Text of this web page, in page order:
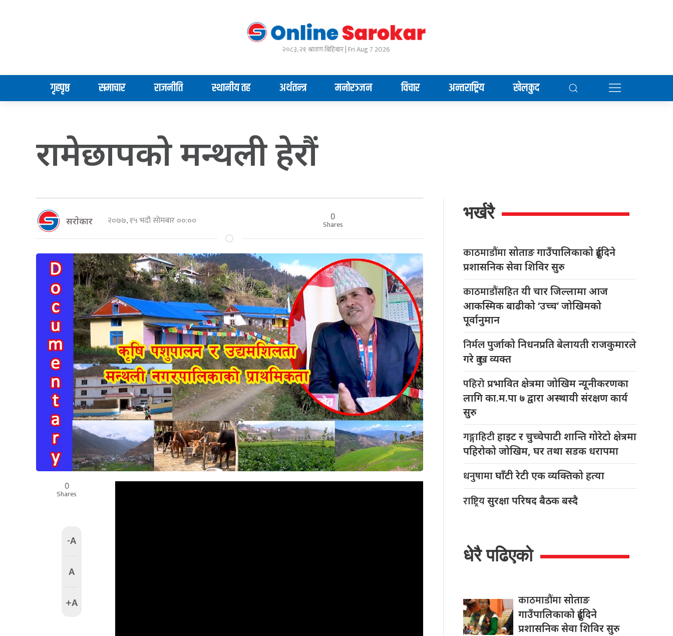
२०८३, २१ श्रावण बिहिबार | Fri Aug 7 2026
गृहपृष्ठ समाचार राजनीति स्थानीय तह अर्थतन्त्र मनोरञ्जन विचार अन्तराष्ट्रिय खेलकुद
रामेछापकाे मन्थली हेराैं
सराेकार २०७७, १५ भदौ सोमबार ००:०० 0
Shares
0
Shares
-A
A
+A
भर्खरै
काठमाडौंमासोताङ गाउँपालिकाको दुईदिने
प्रशासनिक सेवा शिविर सुरु
काठमाडौंसहितयी चार जिल्लामा आज
आकस्मिक बाढीको ‘उच्च’ जोखिमको
पूर्वानुमान
निर्मलपुर्जाको निधनप्रति बेलायती राजकुमारले
गरे दुःख व्यक्त
पहिरोप्रभावित क्षेत्रमा जोखिम न्यूनीकरणका
लागि का.म.पा ७ द्वारा अस्थायी संरक्षण कार्य
सुरु
गङ्गाहिटीहाइट र चुच्चेपाटी शान्ति गोरेटो क्षेत्रमा
पहिरोको जोखिम, घर तथा सडक धरापमा
धनुषामाघाँटी रेटी एक व्यक्तिको हत्या
राष्ट्रियसुरक्षा परिषद बैठक बस्दै
धेरै पढिएको
काठमाडौंमासोताङ
गाउँपालिकाको दुईदिने
प्रशासनिक सेवा शिविर सुरु